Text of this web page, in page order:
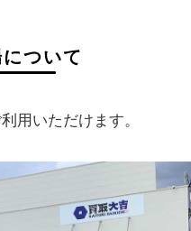
賀小字二ノ坪55番1